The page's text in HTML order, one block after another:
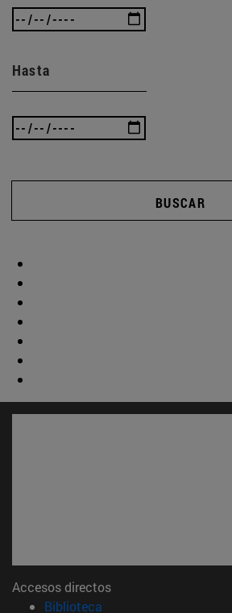
Hasta
BUSCAR
Accesos directos
Biblioteca